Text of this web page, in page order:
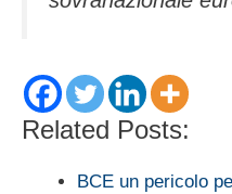
Related Posts:
BCE un pericolo